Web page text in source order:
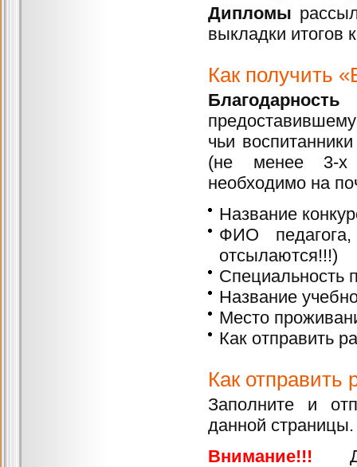
Дипломы
выкладки итогов
Как получить
Благодарность
чьи
(не менее 3-х
необходимо на
Название
ФИО
отсылаются!!!)
Специальность
Название
Место
Как отправить
Как отправить
Заполните и
данной страницы.
Внимание!!!